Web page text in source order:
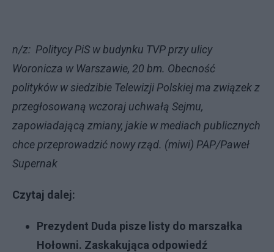
n/z: Politycy PiS w budynku TVP przy ulicy
Woronicza w Warszawie, 20 bm. Obecność
polityków w siedzibie Telewizji Polskiej ma związek z
przegłosowaną wczoraj uchwałą Sejmu,
zapowiadającą zmiany, jakie w mediach publicznych
chce przeprowadzić nowy rząd. (miwi) PAP/Paweł
Supernak
Czytaj dalej:
Prezydent Duda pisze listy do marszałka
Hołowni. Zaskakująca odpowiedź